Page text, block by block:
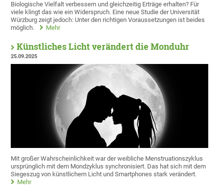
Biologische Vielfalt verbessern und gleichzeitig Erträge erhalten? Für
viele klingt das wie ein Widerspruch. Eine neue Studie der Universität
Würzburg zeigt jedoch: Unter den richtigen Voraussetzungen ist beides
möglich.
Mehr
Künstliches Licht verändert die Monduhr
25.09.2025
Mit großer Wahrscheinlichkeit war der weibliche Menstruationszyklus
ursprünglich mit dem Mondzyklus synchronisiert. Das hat sich mit dem
Siegeszug von künstlichem Licht und Smartphones stark verändert.
Mehr